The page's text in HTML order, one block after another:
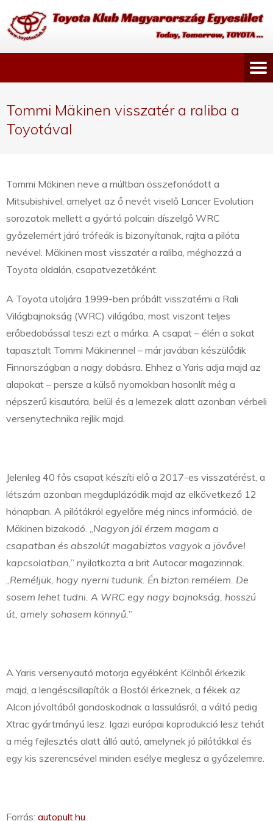
Tommi Mäkinen visszatér a raliba a
Toyotával
Tommi Mäkinen neve a múltban összefonódott a
Mitsubishivel, amelyet az ő nevét viselő Lancer Evolution
sorozatok mellett a gyártó polcain díszelgő WRC
győzelemért járó trófeák is bizonyítanak, rajta a pilóta
nevével. Mäkinen most visszatér a raliba, méghozzá a
Toyota oldalán, csapatvezetőként.
A Toyota utoljára 1999-ben próbált visszatérni a Rali
Világbajnokság (WRC) világába, most viszont teljes
erőbedobással teszi ezt a márka. A csapat – élén a sokat
tapasztalt Tommi Mäkinennel – már javában készülődik
Finnországban a nagy dobásra. Ehhez a Yaris adja majd az
alapokat – persze a külső nyomokban hasonlít még a
népszerű kisautóra, belül és a lemezek alatt azonban vérbeli
versenytechnika rejlik majd.
Jelenleg 40 fős csapat készíti elő a 2017-es visszatérést, a
létszám azonban megduplázódik majd az elkövetkező 12
hónapban. A pilótákról egyelőre még nincs információ, de
Mäkinen bizakodó. „Nagyon jól érzem magam a
csapatban és abszolút magabiztos vagyok a jövővel
kapcsolatban,” nyilatkozta a brit Autocar magazinnak.
„Reméljük, hogy nyerni tudunk. Én bizton remélem. De
sosem lehet tudni. A WRC egy nagy bajnokság, hosszú
út, amely sohasem könnyű.”
A Yaris versenyautó motorja egyébként Kölnből érkezik
majd, a lengéscsillapítók a Bostól érkeznek, a fékek az
Alcon jóvoltából gondoskodnak a lassulásról, a váltó pedig
Xtrac gyártmányú lesz. Igazi európai koprodukció lesz tehát
a még fejlesztés alatt álló autó, amelynek jó pilótákkal és
egy kis szerencsével minden esélye meglesz a győzelemre.
Forrás: autopult.hu